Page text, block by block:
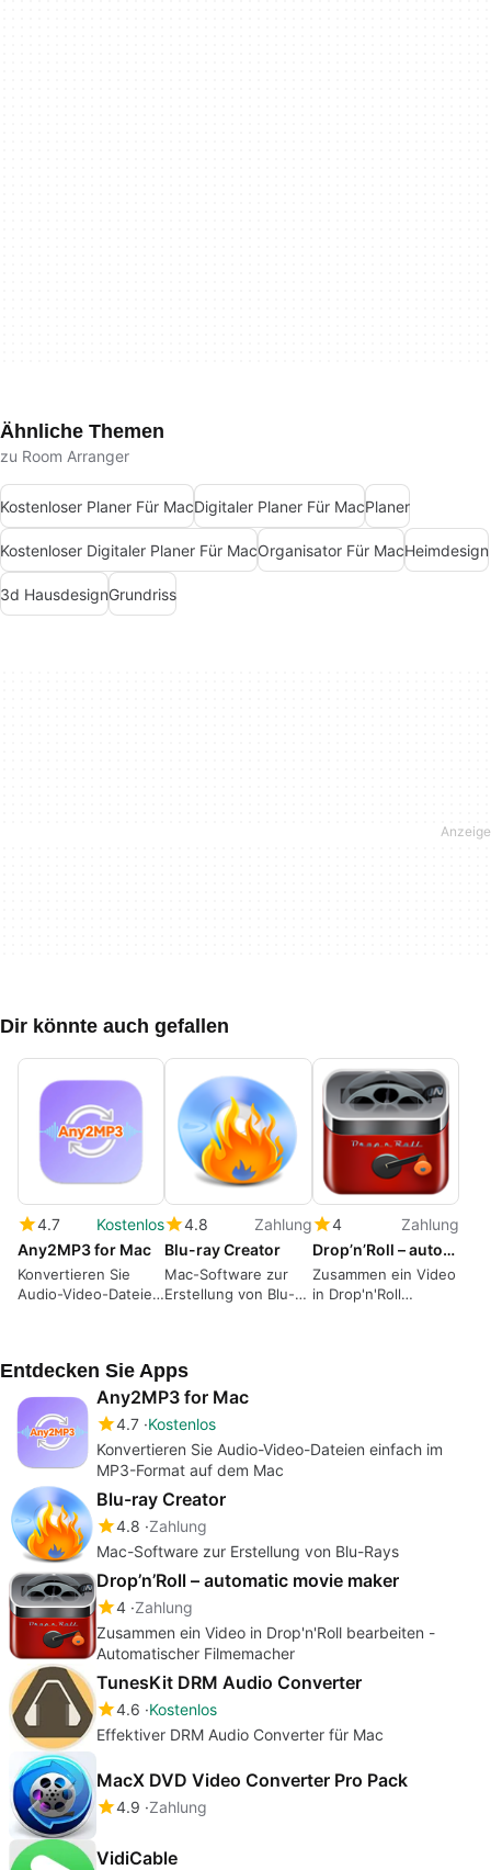
Ähnliche Themen
zu Room Arranger
Kostenloser Planer Für MacDigitaler Planer Für MacPlaner
Kostenloser Digitaler Planer Für MacOrganisator Für MacHeimdesign
3d HausdesignGrundriss
Dir könnte auch gefallen
4.7
Kostenlos
Any2MP3 for Mac
Konvertieren Sie
Audio-Video-Dateien
4.8
Zahlung
Blu-ray Creator
Mac-Software zur
Erstellung von Blu-
4
Zahlung
Drop’n’Roll – automatic movie maker
Zusammen ein Video
in Drop'n'Roll
Entdecken Sie Apps
Any2MP3 for Mac
4.7 Kostenlos
Konvertieren Sie Audio-Video-Dateien einfach im
MP3-Format auf dem Mac
Blu-ray Creator
4.8 Zahlung
Mac-Software zur Erstellung von Blu-Rays
Drop’n’Roll – automatic movie maker
4 Zahlung
Zusammen ein Video in Drop'n'Roll bearbeiten -
Automatischer Filmemacher
TunesKit DRM Audio Converter
4.6 Kostenlos
Effektiver DRM Audio Converter für Mac
MacX DVD Video Converter Pro Pack
4.9 Zahlung
VidiCable